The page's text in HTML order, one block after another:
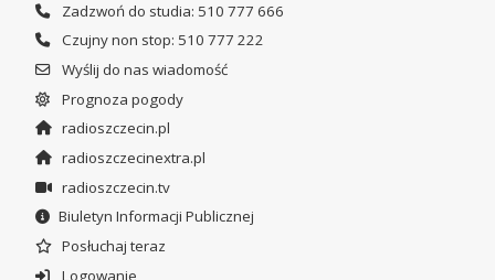
Zadzwoń do studia: 510 777 666
Czujny non stop: 510 777 222
Wyślij do nas wiadomość
Prognoza pogody
radioszczecin.pl
radioszczecinextra.pl
radioszczecin.tv
Biuletyn Informacji Publicznej
Posłuchaj teraz
Logowanie